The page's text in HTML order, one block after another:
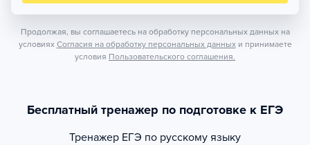
Продолжая, вы соглашаетесь на обработку персональных данных на
условиях Согласия на обработку персональных данных и принимаете
условия Пользовательского соглашения.
Бесплатный тренажер по подготовке к ЕГЭ
Тренажер ЕГЭ по русскому языку